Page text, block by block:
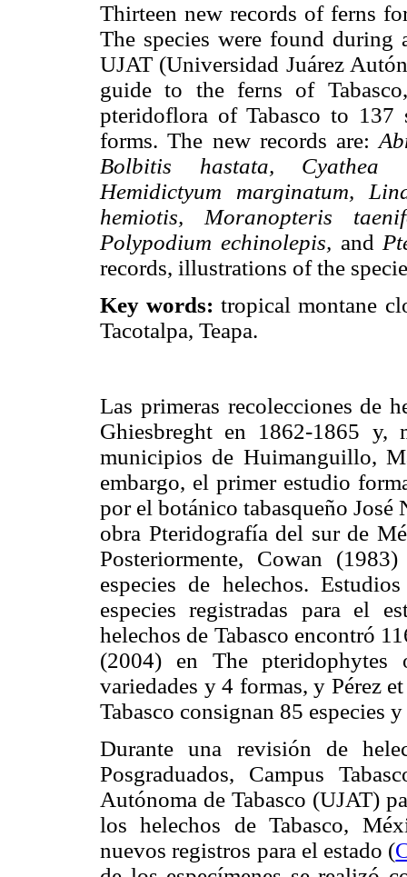
Thirteen new records of ferns
The species were found
UJAT (Universidad Juárez
guide to the ferns of
pteridoflora of Tabasco to 137
forms. The new records are:
Bolbitis hastata, Cyathea
Hemidictyum marginatum,
hemiotis, Moranopteris
Polypodium echinolepis, and
records, illustrations of the
Key words: tropical montane
Tacotalpa, Teapa.
Las primeras recolecciones de
Ghiesbreght en 1862-1865
municipios de Huimanguillo,
embargo, el primer estudio
por el botánico tabasqueño
obra Pteridografía del sur de
Posteriormente, Cowan
especies de helechos.
especies registradas para el
helechos de Tabasco encontró
(2004) en The pteridophytes
variedades y 4 formas, y Pérez
Tabasco consignan 85 especies
Durante una revisión de
Posgraduados, Campus
Autónoma de Tabasco (UJAT)
los helechos de Tabasco,
nuevos registros para el estado (